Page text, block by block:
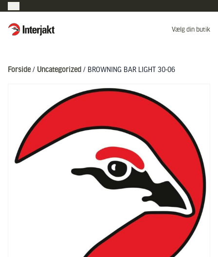
Interjakt DK Vælg din butik
Forside/ Uncategorized / BROWNING BAR LIGHT 30-06